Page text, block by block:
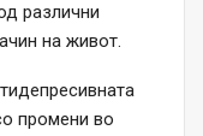
различни
на живот.
промени во